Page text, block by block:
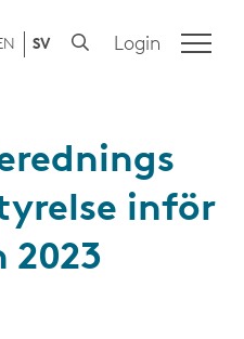
SV Login
inför
2023